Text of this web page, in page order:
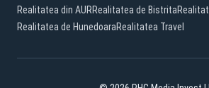
Realitatea din AURRealitatea de Bistrita
Realitatea de HunedoaraRealitatea Travel